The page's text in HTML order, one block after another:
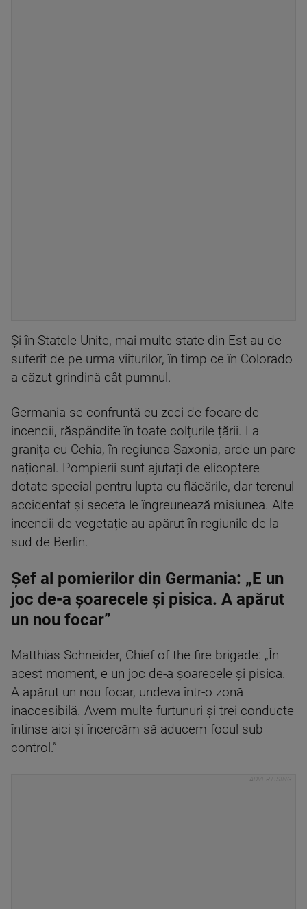
Și în Statele Unite, mai multe state din Est au de
suferit de pe urma viiturilor, în timp ce în Colorado
a căzut grindină cât pumnul.
Germania se confruntă cu zeci de focare de
incendii, răspândite în toate colțurile țării. La
granița cu Cehia, în regiunea Saxonia, arde un parc
național. Pompierii sunt ajutați de elicoptere
dotate special pentru lupta cu flăcările, dar terenul
accidentat și seceta le îngreunează misiunea. Alte
incendii de vegetație au apărut în regiunile de la
sud de Berlin.
Șef al pomierilor din Germania: „E un
joc de-a șoarecele și pisica. A apărut
un nou focar”
Matthias Schneider, Chief of the fire brigade: „În
acest moment, e un joc de-a șoarecele și pisica.
A apărut un nou focar, undeva într-o zonă
inaccesibilă. Avem multe furtunuri și trei conducte
întinse aici și încercăm să aducem focul sub
control.”